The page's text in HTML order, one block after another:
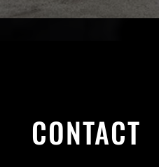
CONTACT